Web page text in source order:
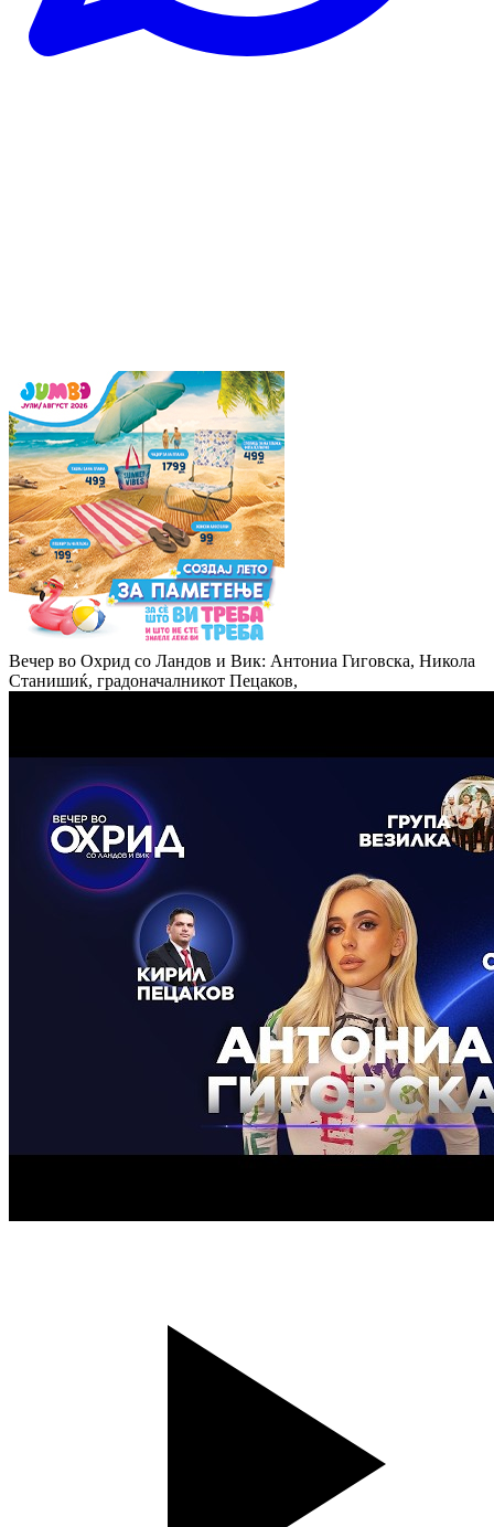
Вечер во Охрид со Ландов и Вик: Антониа Гиговска, Никола
Станишиќ, градоначалникот Пецаков,